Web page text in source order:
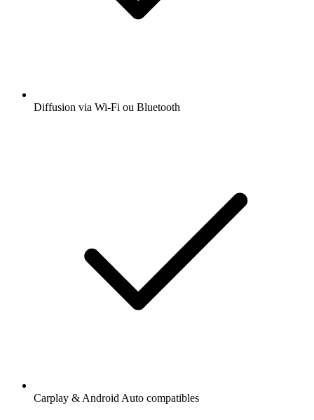
Diffusion via Wi-Fi ou Bluetooth
Carplay & Android Auto compatibles